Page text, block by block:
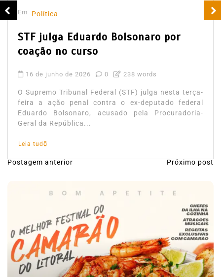
Em Política
STF julga Eduardo Bolsonaro por
coação no curso
16 de junho de 2026 0 238 words
O Supremo Tribunal Federal (STF) julga nesta terça-
feira a ação penal contra o ex-deputado federal
Eduardo Bolsonaro, acusado pela Procuradoria-
Geral da República...
Leia tudo
N
g
a
ç
Postagem anterior Próximo post